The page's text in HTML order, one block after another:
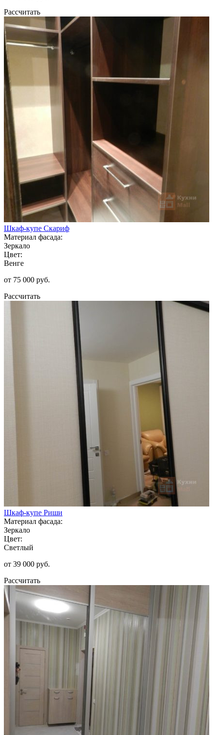
Рассчитать
Шкаф-купе Скариф
Материал фасада:
Зеркало
Цвет:
Венге
от 75 000 руб.
Рассчитать
Шкаф-купе Риши
Материал фасада:
Зеркало
Цвет:
Светлый
от 39 000 руб.
Рассчитать